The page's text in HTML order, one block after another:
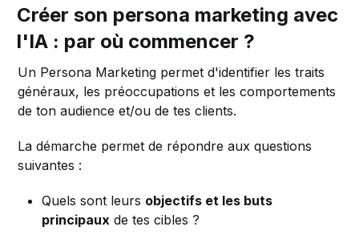
Créer son persona marketing avec
l'IA : par où commencer ?
Un Persona Marketing permet d'identifier les traits
généraux, les préoccupations et les comportements
de ton audience et/ou de tes clients.
La démarche permet de répondre aux questions
suivantes :
Quels sont leurs objectifs et les buts
principaux de tes cibles ?